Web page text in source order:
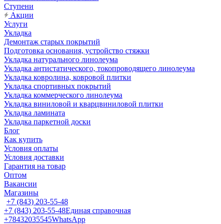
Ступени
Акции
Услуги
Укладка
Демонтаж старых покрытий
Подготовка основания, устройство стяжки
Укладка натурального линолеума
Укладка антистатического, токопроводящего линолеума
Укладка ковролина, ковровой плитки
Укладка спортивных покрытий
Укладка коммерческого линолеума
Укладка виниловой и кварцвиниловой плитки
Укладка ламината
Укладка паркетной доски
Блог
Как купить
Условия оплаты
Условия доставки
Гарантия на товар
Оптом
Вакансии
Магазины
+7 (843) 203-55-48
+7 (843) 203-55-48Единая справочная
+78432035545WhatsApp